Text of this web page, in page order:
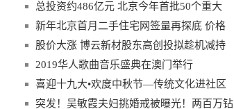
总投资约486亿元 北京今年首批50个重大
新年北京首月二手住宅网签量再探底 价格
股价大涨 博云新材股东高创投拟趁机减持
2019华人歌曲音乐盛典在澳门举行
喜迎十九大•欢度中秋节—传统文化进社区
突发！吴敏霞夫妇挑婚戒被曝光！两百万钻